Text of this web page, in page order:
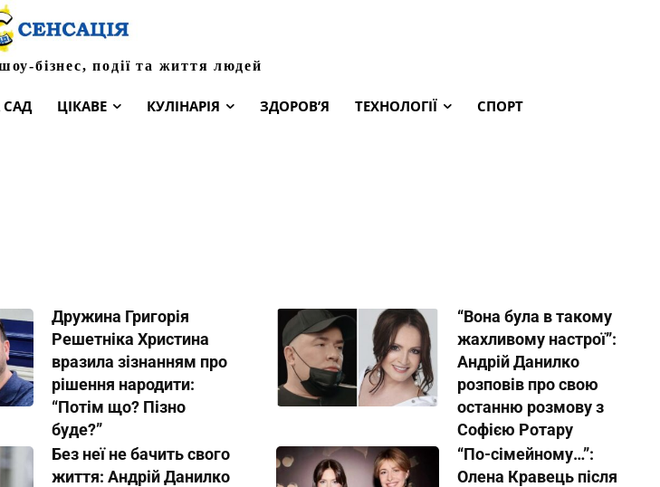
бізнес, події та життя людей
САД ЦІКАВЕ КУЛІНАРІЯ ЗДОРОВ’Я ТЕХНОЛОГІЇ СПОРТ
Дружина Григорія
Решетніка Христина
вразила зізнанням про
рішення народити:
“Потім що? Пізно
буде?”
“Вона була в такому
жахливому настрої”:
Андрій Данилко
розповів про свою
останню розмову з
Софією Ротару
Без неї не бачить свого
життя: Андрій Данилко
“По-сімейному…”:
Олена Кравець після